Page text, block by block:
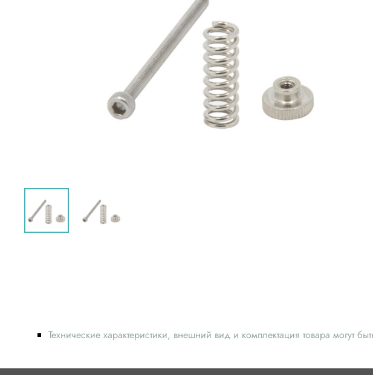
Технические характеристики, внешний вид и комплектация товара могут